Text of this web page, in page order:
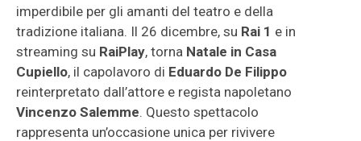
imperdibile per gli amanti del teatro e della
tradizione italiana. Il 26 dicembre, su Rai 1 e in
streaming su RaiPlay, torna Natale in Casa
Cupiello, il capolavoro di Eduardo De Filippo
reinterpretato dall’attore e regista napoletano
Vincenzo Salemme. Questo spettacolo
rappresenta un’occasione unica per rivivere